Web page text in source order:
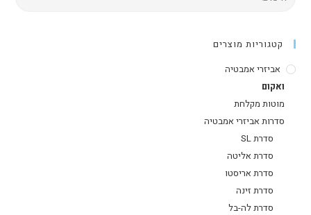
קטגוריות מוצרים
אביזרי אמבטיה
ואקום
מוטות מקלחת
סדרות אביזרי אמבטיה
סדרת SL
סדרת אליטה
סדרת אריסטו
סדרת זינה
סדרת לה-בל